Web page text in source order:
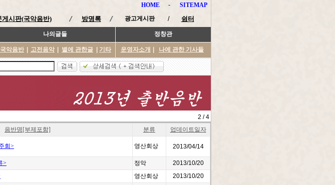
HOME - SITEMAP
게시판(국악음반) 방명록 광고게시판 / 쉼터
나의글들 정창관
국악음반 고전음악 별에 관한글 기타 운영자소개 나에 관한 기사들
2 / 4
음반명[부제포함] 분류 업데이트일자
회> 영산회상 2013/04/14
> 정악
2013/10/20
영산회상
2013/10/20